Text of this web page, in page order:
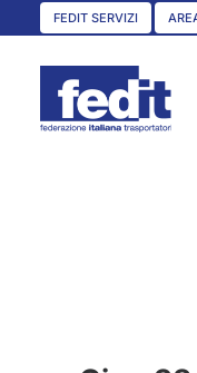
FEDIT SERVIZI